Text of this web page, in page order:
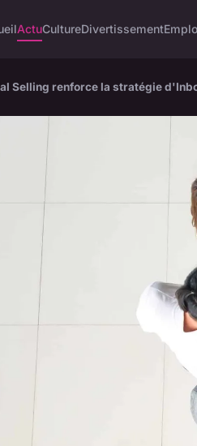
ActuCultureDivertissement
Selling renforce la stratégie